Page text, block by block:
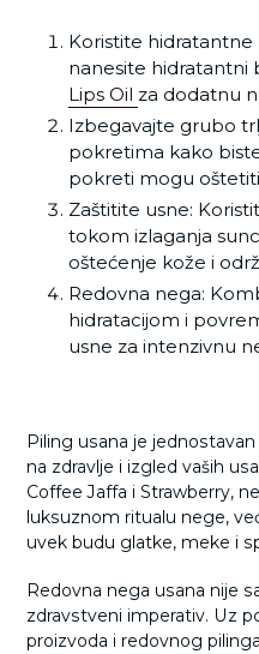
Koristite
nanesite hidratantni
Lips Oil za dodatnu
Izbegavajte grubo
pokretima kako
pokreti mogu
Zaštitite usne:
tokom izlaganja
oštećenje kože i
Redovna nega:
hidratacijom i
usne za intenzivnu
Piling usana je
na zdravlje i izgled vaših
Coffee Jaffa i Strawberry,
luksuznom ritualu nege,
uvek budu glatke, meke i
Redovna nega usana nije
zdravstveni imperativ. Uz
proizvoda i redovnog